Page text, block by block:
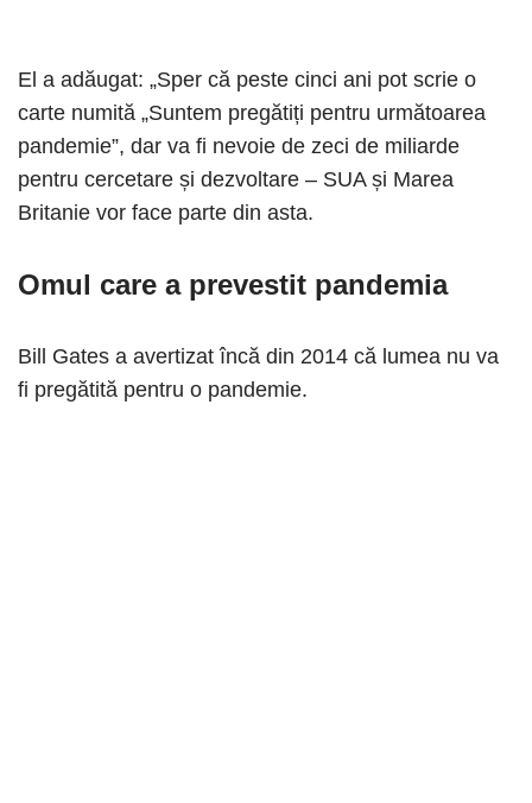
El a adăugat: „Sper că peste cinci ani pot scrie o
carte numită „Suntem pregătiți pentru următoarea
pandemie”, dar va fi nevoie de zeci de miliarde
pentru cercetare și dezvoltare – SUA și Marea
Britanie vor face parte din asta.
Omul care a prevestit pandemia
Bill Gates a avertizat încă din 2014 că lumea nu va
fi pregătită pentru o pandemie.